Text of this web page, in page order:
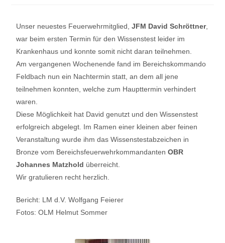
Unser neuestes Feuerwehrmitglied,JFM David Schröttner,
war beim ersten Termin für den Wissenstest leider im
Krankenhaus und konnte somit nicht daran teilnehmen.
Am vergangenen Wochenende fand im Bereichskommando
Feldbach nun ein Nachtermin statt, an dem all jene
teilnehmen konnten, welche zum Haupttermin verhindert
waren.
Diese Möglichkeit hat David genutzt und den Wissenstest
erfolgreich abgelegt. Im Ramen einer kleinen aber feinen
Veranstaltung wurde ihm das Wissenstestabzeichen in
Bronze vom BereichsfeuerwehrkommandantenOBR
Johannes Matzhold überreicht.
Wir gratulieren recht herzlich.
Bericht: LM d.V. Wolfgang Feierer
Fotos: OLM Helmut Sommer